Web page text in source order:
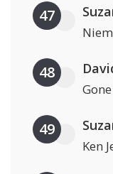
47
48
49
Ken